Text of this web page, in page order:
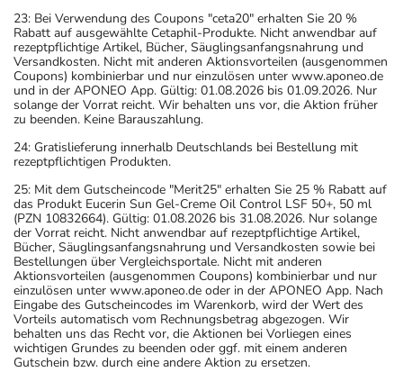
23: Bei Verwendung des Coupons "ceta20" erhalten Sie 20 %
Rabatt auf ausgewählte Cetaphil-Produkte. Nicht anwendbar auf
rezeptpflichtige Artikel, Bücher, Säuglingsanfangsnahrung und
Versandkosten. Nicht mit anderen Aktionsvorteilen (ausgenommen
Coupons) kombinierbar und nur einzulösen unter www.aponeo.de
und in der APONEO App. Gültig: 01.08.2026 bis 01.09.2026. Nur
solange der Vorrat reicht. Wir behalten uns vor, die Aktion früher
zu beenden. Keine Barauszahlung.
24: Gratislieferung innerhalb Deutschlands bei Bestellung mit
rezeptpflichtigen Produkten.
25: Mit dem Gutscheincode "Merit25" erhalten Sie 25 % Rabatt auf
das Produkt Eucerin Sun Gel-Creme Oil Control LSF 50+, 50 ml
(PZN 10832664). Gültig: 01.08.2026 bis 31.08.2026. Nur solange
der Vorrat reicht. Nicht anwendbar auf rezeptpflichtige Artikel,
Bücher, Säuglingsanfangsnahrung und Versandkosten sowie bei
Bestellungen über Vergleichsportale. Nicht mit anderen
Aktionsvorteilen (ausgenommen Coupons) kombinierbar und nur
einzulösen unter www.aponeo.de oder in der APONEO App. Nach
Eingabe des Gutscheincodes im Warenkorb, wird der Wert des
Vorteils automatisch vom Rechnungsbetrag abgezogen. Wir
behalten uns das Recht vor, die Aktionen bei Vorliegen eines
wichtigen Grundes zu beenden oder ggf. mit einem anderen
Gutschein bzw. durch eine andere Aktion zu ersetzen.